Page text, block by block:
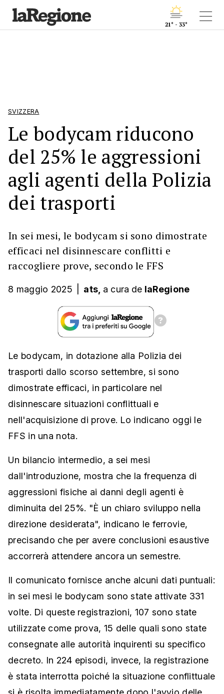
21° - 33°
SVIZZERA
Le bodycam riducono
del 25% le aggressioni
agli agenti della Polizia
dei trasporti
In sei mesi, le bodycam si sono dimostrate
efficaci nel disinnescare conflitti e
raccogliere prove, secondo le FFS
8 maggio 2025 ats, a cura de laRegione
Le bodycam, in dotazione alla Polizia dei
trasporti dallo scorso settembre, si sono
dimostrate efficaci, in particolare nel
disinnescare situazioni conflittuali e
nell'acquisizione di prove. Lo indicano oggi le
FFS in una nota.
Un bilancio intermedio, a sei mesi
dall'introduzione, mostra che la frequenza di
aggressioni fisiche ai danni degli agenti è
diminuita del 25%. "È un chiaro sviluppo nella
direzione desiderata", indicano le ferrovie,
precisando che per avere conclusioni esaustive
accorrerà attendere ancora un semestre.
Il comunicato fornisce anche alcuni dati puntuali:
in sei mesi le bodycam sono state attivate 331
volte. Di queste registrazioni, 107 sono state
utilizzate come prova, 15 delle quali sono state
consegnate alle autorità inquirenti su specifico
decreto. In 224 episodi, invece, la registrazione
è stata interrotta poiché la situazione conflittuale